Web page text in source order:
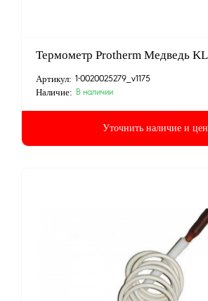
Термометр Protherm Медведь
Артикул: 1-0020025279_v1175
Наличие: В наличии
Уточнить наличие и